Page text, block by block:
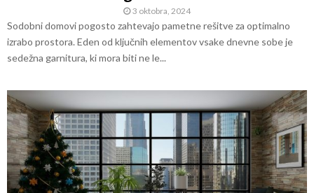
3 oktobra, 2024
Sodobni domovi pogosto zahtevajo pametne rešitve za optimalno
izrabo prostora. Eden od ključnih elementov vsake dnevne sobe je
sedežna garnitura, ki mora biti ne le...